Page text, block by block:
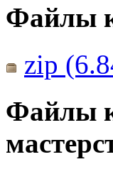
Файлы
zip
Файлы